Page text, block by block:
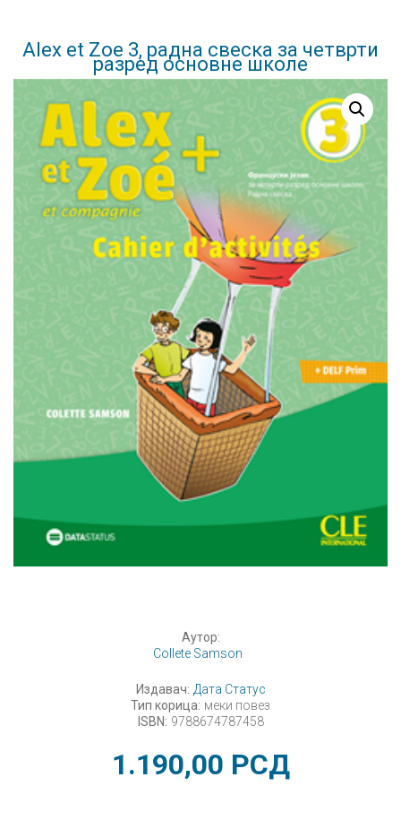
Alex et Zoe 3, радна свеска за четврти
разред основне школе
Аутор:
Collete Samson
Издавач: Дата Статус
Тип корица: меки повез
ISBN: 9788674787458
1.190,00 РСД